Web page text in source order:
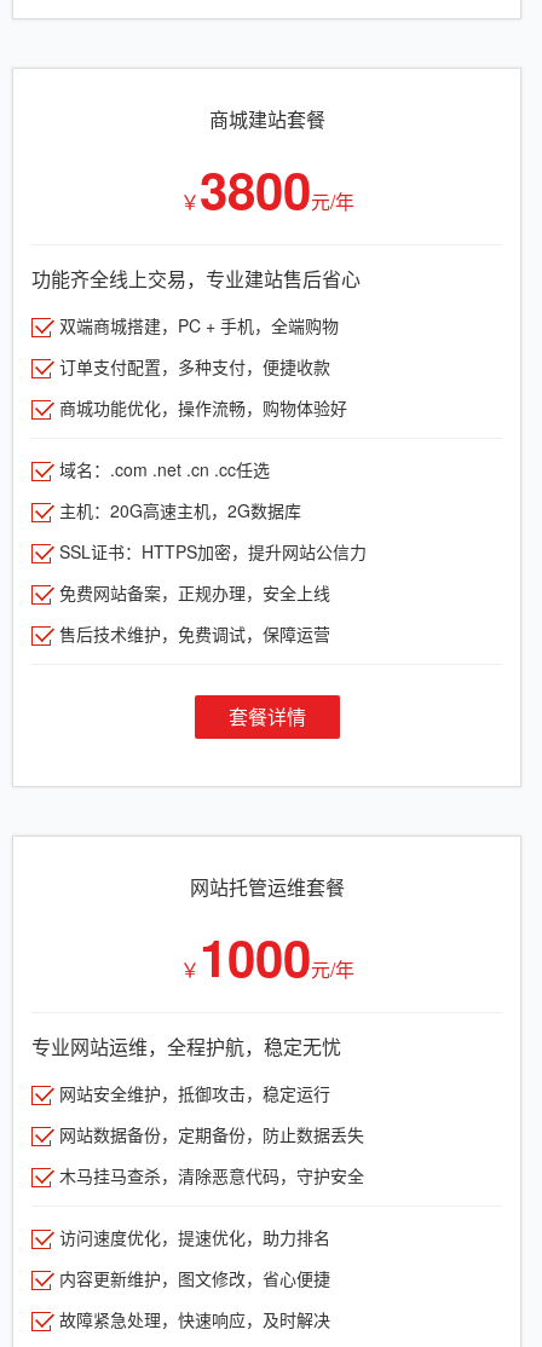
商城建站套餐
￥3800元/年
功能齐全线上交易，专业建站售后省心
双端商城搭建，PC + 手机，全端购物
订单支付配置，多种支付，便捷收款
商城功能优化，操作流畅，购物体验好
域名：.com .net .cn .cc任选
主机：20G高速主机，2G数据库
SSL证书：HTTPS加密，提升网站公信力
免费网站备案，正规办理，安全上线
售后技术维护，免费调试，保障运营
套餐详情
网站托管运维套餐
￥ 1000元/年
专业网站运维，全程护航，稳定无忧
网站安全维护，抵御攻击，稳定运行
网站数据备份，定期备份，防止数据丢失
木马挂马查杀，清除恶意代码，守护安全
访问速度优化，提速优化，助力排名
内容更新维护，图文修改，省心便捷
故障紧急处理，快速响应，及时解决